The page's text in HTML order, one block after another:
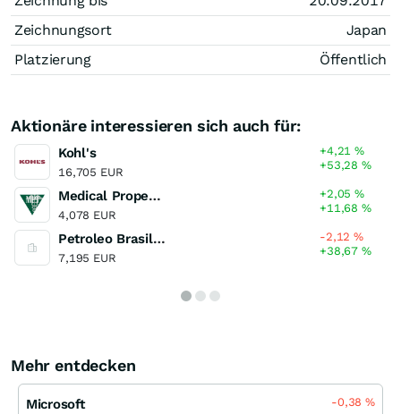
Zeichnungsort
Japan
Platzierung
Öffentlich
Aktionäre interessieren sich auch für:
Kohl's
16,705 EUR
+4,21%
+53,28%
Medical Properties Trust
4,078 EUR
+2,05%
+11,68%
Petroleo Brasileiro - Petrobras Pfd
7,195 EUR
-2,12%
+38,67%
Mehr entdecken
Microsoft -0,38%